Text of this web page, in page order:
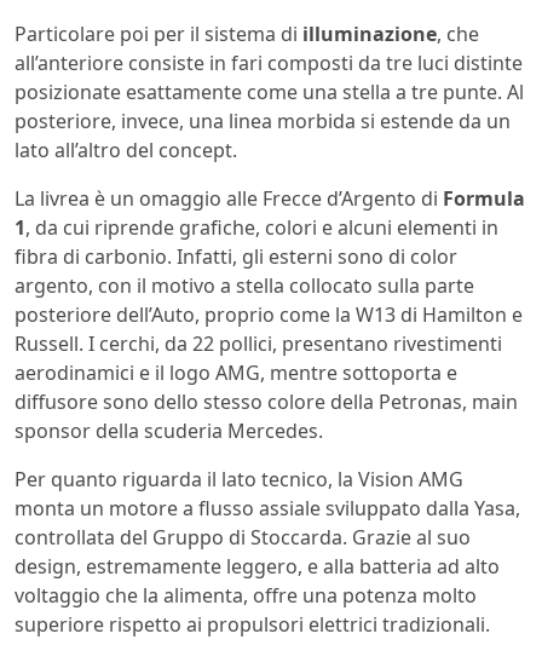
Particolare poi per il sistema di illuminazione, che
all’anteriore consiste in fari composti da tre luci distinte
posizionate esattamente come una stella a tre punte. Al
posteriore, invece, una linea morbida si estende da un
lato all’altro del concept.
La livrea è un omaggio alle Frecce d’Argento di Formula
1, da cui riprende grafiche, colori e alcuni elementi in
fibra di carbonio. Infatti, gli esterni sono di color
argento, con il motivo a stella collocato sulla parte
posteriore dell’Auto, proprio come la W13 di Hamilton e
Russell. I cerchi, da 22 pollici, presentano rivestimenti
aerodinamici e il logo AMG, mentre sottoporta e
diffusore sono dello stesso colore della Petronas, main
sponsor della scuderia Mercedes.
Per quanto riguarda il lato tecnico, la Vision AMG
monta un motore a flusso assiale sviluppato dalla Yasa,
controllata del Gruppo di Stoccarda. Grazie al suo
design, estremamente leggero, e alla batteria ad alto
voltaggio che la alimenta, offre una potenza molto
superiore rispetto ai propulsori elettrici tradizionali.